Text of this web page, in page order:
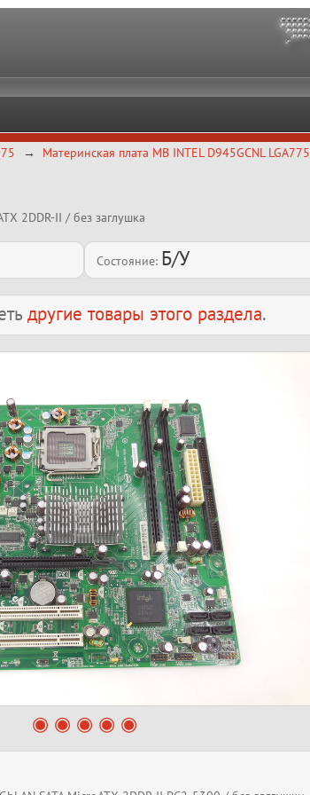
Материнская плата MB INTEL D945GCNL LGA775
2DDR-II / без заглушка
Состояние: Б/У
другие товары этого раздела.